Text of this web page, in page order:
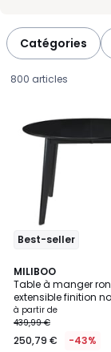
avec des
Catégories
800 articles
Best-seller
MILIBOO
Table à manger
extensible finition
150 cm LEENA
Prix
à
partir
à partir de
439,99 €
250,79 € -43%
4,1
/ 5
3
Couleurs